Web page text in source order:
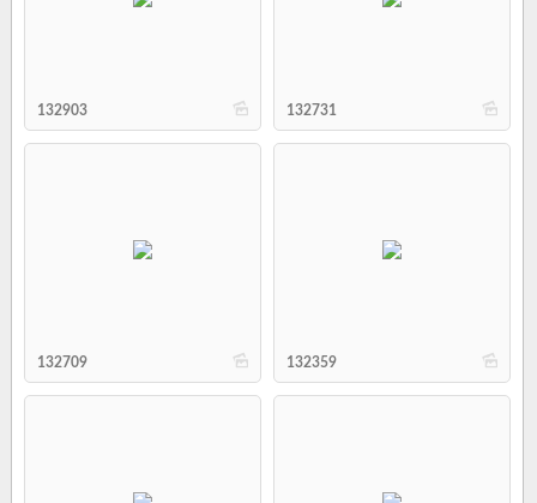
b
132903 b
132731
b
132709 b
132359